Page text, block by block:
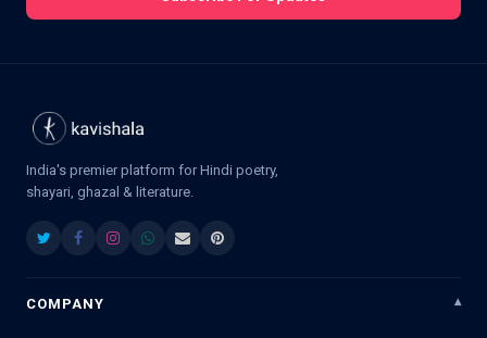
India's premier platform for Hindi poetry,
shayari, ghazal & literature.
COMPANY